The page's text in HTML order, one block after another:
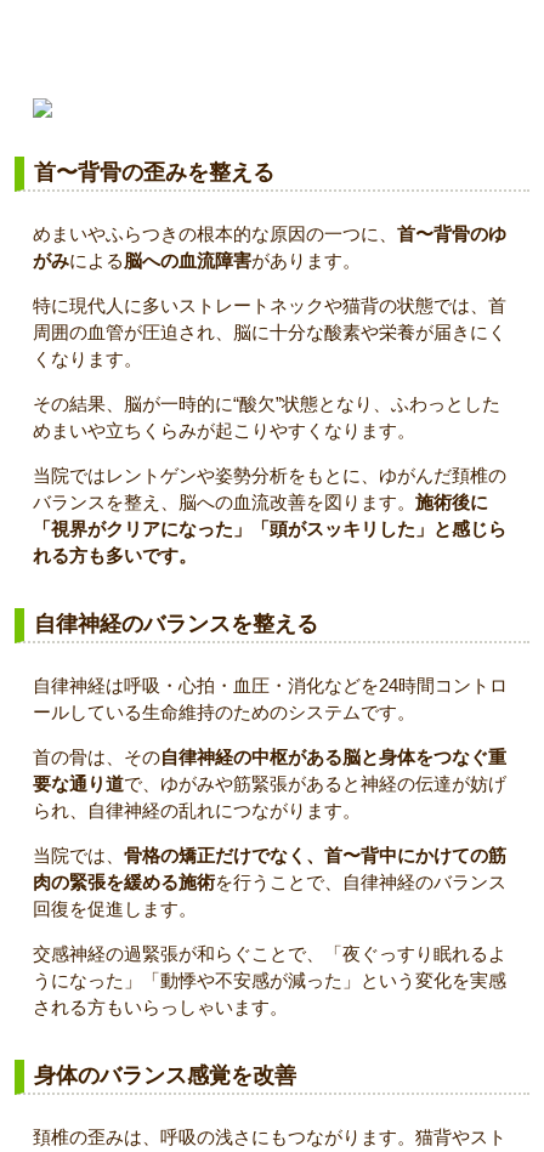
首〜背骨の歪みを整える
めまいやふらつきの根本的な原因の一つに、 首〜背骨のゆ
がみによる脳への血流障害があります。
特に現代人に多いストレートネックや猫背の状態では、首
周囲の血管が圧迫され、脳に十分な酸素や栄養が届きにく
くなります。
その結果、脳が一時的に“酸欠”状態となり、ふわっとした
めまいや立ちくらみが起こりやすくなります。
当院ではレントゲンや姿勢分析をもとに、ゆがんだ頚椎の
バランスを整え、脳への血流改善を図ります。 施術後に
「視界がクリアになった」「頭がスッキリした」と感じら
れる方も多いです。
自律神経のバランスを整える
自律神経は呼吸・心拍・血圧・消化などを24時間コントロ
ールしている生命維持のためのシステムです。
首の骨は、その自律神経の中枢がある脳と身体をつなぐ重
要な通り道で、ゆがみや筋緊張があると神経の伝達が妨げ
られ、自律神経の乱れにつながります。
当院では、 骨格の矯正だけでなく、首〜背中にかけての筋
肉の緊張を緩める施術を行うことで、自律神経のバランス
回復を促進します。
交感神経の過緊張が和らぐことで、「夜ぐっすり眠れるよ
うになった」「動悸や不安感が減った」という変化を実感
される方もいらっしゃいます。
身体のバランス感覚を改善
頚椎の歪みは、呼吸の浅さにもつながります。猫背やスト